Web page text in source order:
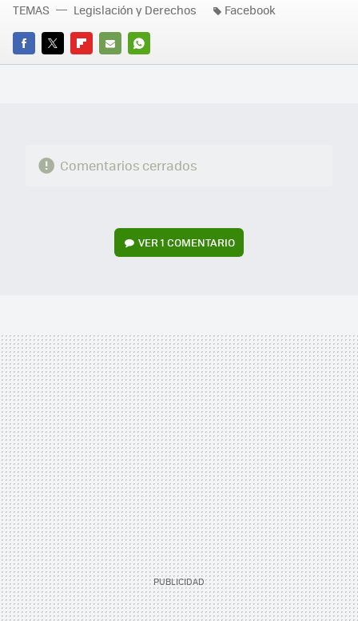
FACEBOOK
TWITTERFLIPBOARD
E-
WHATSAPP
TEMAS Legislación y Derechos Facebook
Comentarios cerrados
VER1 COMENTARIO